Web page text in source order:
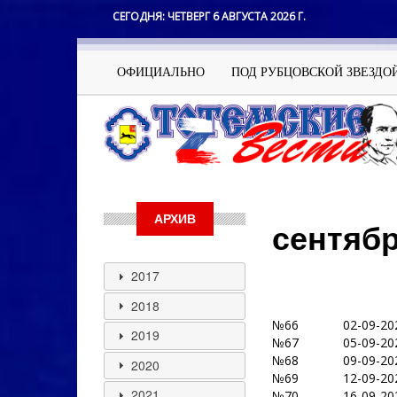
СЕГОДНЯ:ЧЕТВЕРГ 6 АВГУСТА 2026 Г.
Основная
навигация
ОФИЦИАЛЬНО ПОД РУБЦОВСКОЙ
АРХИВ
2017
2018
2019
2020
№66 02-09-
№67
05-09-
№68
09-09-
№69
12-09-